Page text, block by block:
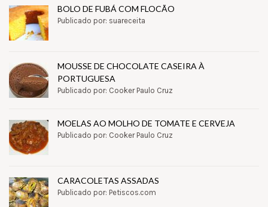
BOLO DE FUBÁ COM FLOCÃO
Publicado por: suareceita
MOUSSE DE CHOCOLATE CASEIRA À
PORTUGUESA
Publicado por: Cooker Paulo Cruz
MOELAS AO MOLHO DE TOMATE E CERVEJA
Publicado por: Cooker Paulo Cruz
CARACOLETAS ASSADAS
Publicado por: Petiscos.com